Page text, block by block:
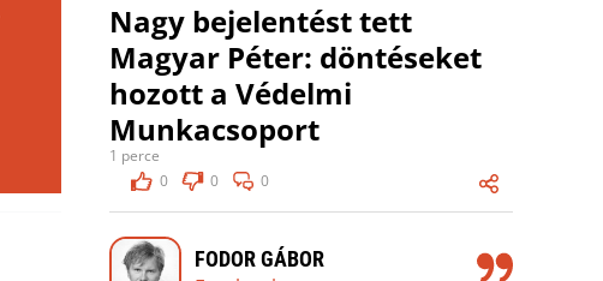
Nagy bejelentést tett
Magyar Péter: döntéseket
hozott a Védelmi
Munkacsoport
1 perce
0
0 0
FODOR GÁBOR